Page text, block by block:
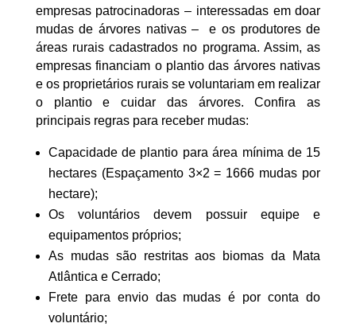
empresas patrocinadoras – interessadas em doar
mudas de árvores nativas – e os produtores de
áreas rurais cadastrados no programa. Assim, as
empresas financiam o plantio das árvores nativas
e os proprietários rurais se voluntariam em realizar
o plantio e cuidar das árvores. Confira as
principais regras para receber mudas:
Capacidade de plantio para área mínima de 15
hectares (Espaçamento 3×2 = 1666 mudas por
hectare);
Os voluntários devem possuir equipe e
equipamentos próprios;
As mudas são restritas aos biomas da Mata
Atlântica e Cerrado;
Frete para envio das mudas é por conta do
voluntário;